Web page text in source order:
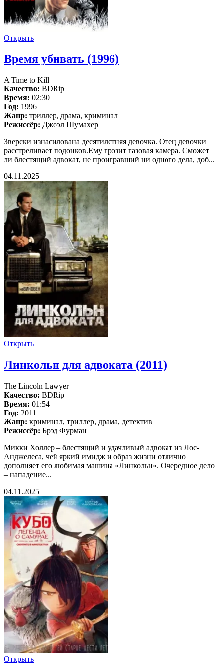
Открыть
Время убивать (1996)
A Time to Kill
Качество: BDRip
Время: 02:30
Год: 1996
Жанр: триллер, драма, криминал
Режиссёр: Джоэл Шумахер
Зверски изнасилована десятилетняя девочка. Отец девочки
расстреливает подонков.Ему грозит газовая камера. Сможет
ли блестящий адвокат, не проигравший ни одного дела, доб...
04.11.2025
Открыть
Линкольн для адвоката (2011)
The Lincoln Lawyer
Качество: BDRip
Время: 01:54
Год: 2011
Жанр: криминал, триллер, драма, детектив
Режиссёр: Брэд Фурман
Микки Холлер – блестящий и удачливый адвокат из Лос-
Анджелеса, чей яркий имидж и образ жизни отлично
дополняет его любимая машина «Линкольн». Очередное дело
– нападение...
04.11.2025
Открыть